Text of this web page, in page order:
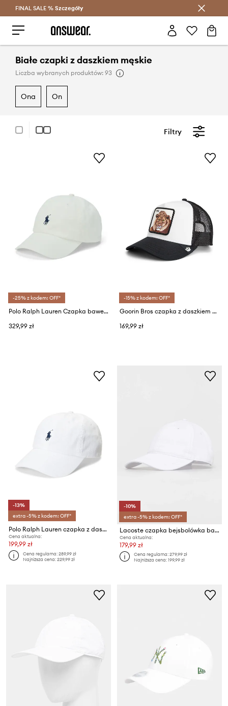
Oszczędzaj z Answear Club >
FINAL SALE % Szczegóły
Białe czapki z daszkiem męskie
Liczba wybranych produktów: 93
ona on
Filtry
-25% z kodem: OFF*
Polo Ralph Lauren Czapka bawełniana 710667709008
329,99 zł
-15% z kodem: OFF*
Goorin Bros czapka z daszkiem King Trucker
169,99 zł
-13%
extra -5% z kodem: OFF*
Polo Ralph Lauren czapka z daszkiem bawełniana
Cena aktualna:
199,99 zł
Cena regularna:289,99 zł
Najniższa cena:229,99 zł
-10%
extra -5% z kodem: OFF*
Lacoste czapka bejsbolówka bawełniana
Cena aktualna:
179,99 zł
Cena regularna:279,99 zł
Najniższa cena:199,99 zł